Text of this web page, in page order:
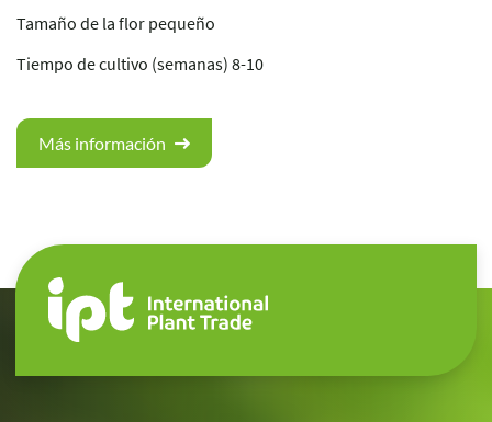
Tamaño de la flor pequeño
Tiempo de cultivo (semanas) 8-10
Más información